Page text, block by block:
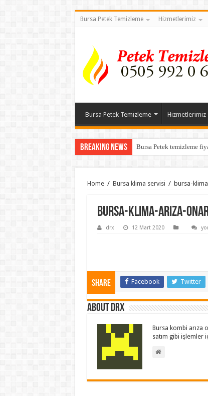
Bursa Petek Temizleme Hizmetlerimiz
Bursa Petek Temizleme Hizmetlerimiz
Breaking News Bursa Petek temizleme
Home / Bursa klima servisi / bursa-
bursa-klima-ariza-
drx 12 Mart 2020
Share Facebook Twitter
About drx
Bursa kombi arıza
satım gibi işlemler